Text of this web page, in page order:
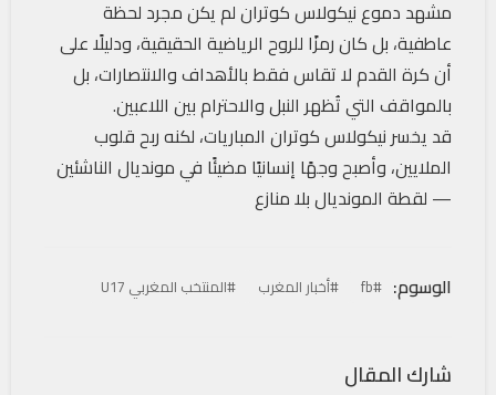
مشهد دموع نيكولاس كوتران لم يكن مجرد لحظة
عاطفية، بل كان رمزًا للروح الرياضية الحقيقية، ودليلًا على
أن كرة القدم لا تقاس فقط بالأهداف والانتصارات، بل
بالمواقف التي تُظهر النبل والاحترام بين اللاعبين.
قد يخسر نيكولاس كوتران المباريات، لكنه ربح قلوب
الملايين، وأصبح وجهًا إنسانيًا مضيئًا في مونديال الناشئين
— لقطة المونديال بلا منازع
الوسوم: #fb #أخبار المغرب #المنتخب المغربي U17
شارك المقال